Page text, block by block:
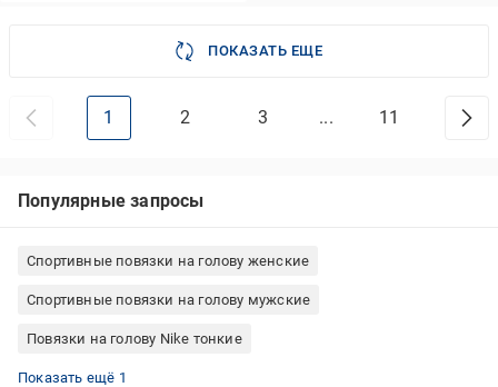
ПОКАЗАТЬ ЕЩЕ
1 2 3 ... 11
Популярные запросы
Спортивные повязки на голову женские
Спортивные повязки на голову мужские
Повязки на голову Nike тонкие
Повязки на голову женские летние
Показать ещё 1